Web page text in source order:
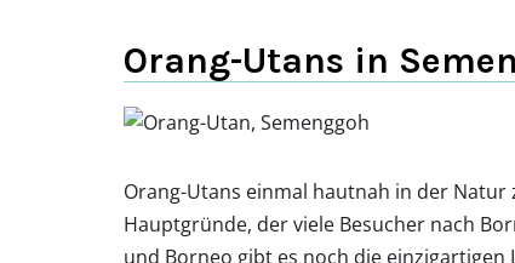
Orang-Utans in
Orang-Utans einmal hautnah in der Natur
Hauptgründe, der viele Besucher nach
und Borneo gibt es noch die einzigartigen